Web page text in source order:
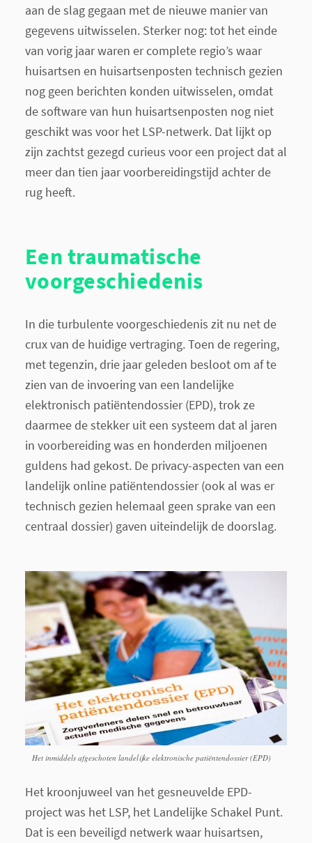
aan de slag gegaan met de nieuwe manier van
gegevens uitwisselen. Sterker nog: tot het einde
van vorig jaar waren er complete regio’s waar
huisartsen en huisartsenposten technisch gezien
nog geen berichten konden uitwisselen, omdat
de software van hun huisartsenposten nog niet
geschikt was voor het LSP-netwerk. Dat lijkt op
zijn zachtst gezegd curieus voor een project dat al
meer dan tien jaar voorbereidingstijd achter de
rug heeft.
Een traumatische
voorgeschiedenis
In die turbulente voorgeschiedenis zit nu net de
crux van de huidige vertraging. Toen de regering,
met tegenzin, drie jaar geleden besloot om af te
zien van de invoering van een landelijke
elektronisch patiëntendossier (EPD), trok ze
daarmee de stekker uit een systeem dat al jaren
in voorbereiding was en honderden miljoenen
guldens had gekost. De privacy-aspecten van een
landelijk online patiëntendossier (ook al was er
technisch gezien helemaal geen sprake van een
centraal dossier) gaven uiteindelijk de doorslag.
Het inmiddels afgeschoten landelijke elektronische patiëntendossier (EPD)
Het kroonjuweel van het gesneuvelde EPD-
project was het LSP, het Landelijke Schakel Punt.
Dat is een beveiligd netwerk waar huisartsen,